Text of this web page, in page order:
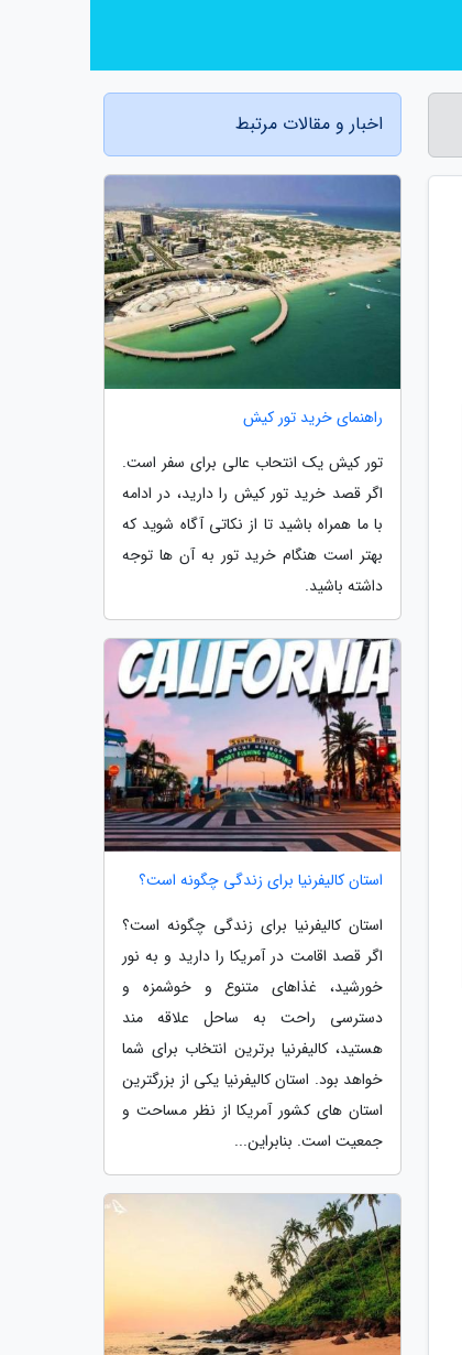
اخبار و مقالات مرتبط
راهنمای خرید تور کیش
تور کیش یک انتحاب عالی برای سفر است.
اگر قصد خرید تور کیش را دارید، در ادامه
با ما همراه باشید تا از نکاتی آگاه شوید که
بهتر است هنگام خرید تور به آن ها توجه
داشته باشید.
استان کالیفرنیا برای زندگی چگونه است؟
استان کالیفرنیا برای زندگی چگونه است؟
اگر قصد اقامت در آمریکا را دارید و به نور
خورشید، غذاهای متنوع و خوشمزه و
دسترسی راحت به ساحل علاقه مند
هستید، کالیفرنیا برترین انتخاب برای شما
خواهد بود. استان کالیفرنیا یکی از بزرگترین
استان های کشور آمریکا از نظر مساحت و
جمعیت است. بنابراین...